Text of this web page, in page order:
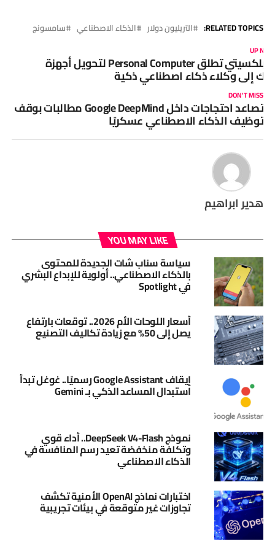
RELATED TOPICS: التريليون دولار الذكاء الاصطناعي سامسونج
UP
بيربلكسيتي تطلق Personal Computer لتحويل أجهزة
إلى وكلاء ذكاء اصطناعي ذكية
DON'T MISS
تصاعد احتجاجات داخل Google DeepMind مطالبات بوقف
توظيف الذكاء الاصطناعي عسكريًا
هدير ابراهيم
YOU MAY LIKE
سياسة سناب شات الجديدة للمحتوى
بالذكاء الاصطناعي.. أولوية للإبداع البشري
في Spotlight
أسعار اللوحات الأم 2026.. توقعات بارتفاع
يصل إلى 50% مع زيادة تكاليف التصنيع
إيقاف Google Assistant رسميًا.. غوغل تبدأ
استبدال المساعد الذكي بـ Gemini
نموذج DeepSeek V4-Flash.. أداء قوي
وتكلفة منخفضة تعيد رسم المنافسة في
الذكاء الاصطناعي
اختبارات نماذج OpenAI الأمنية تكشف
تجاوزات غير متوقعة في بيئات تجريبية